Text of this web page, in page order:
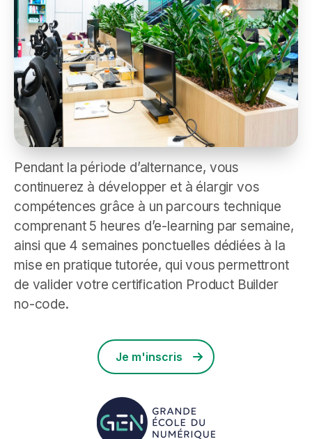
Pendant la période d’alternance, vous
continuerez à développer et à élargir vos
compétences grâce à un parcours technique
comprenant 5 heures d’e-learning par semaine,
ainsi que 4 semaines ponctuelles dédiées à la
mise en pratique tutorée, qui vous permettront
de valider votre certification Product Builder
no-code.
Je m'inscris